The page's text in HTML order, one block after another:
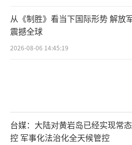
从《制胜》看当下国际形势 解放
震撼全球
2026-08-06 14:45:19
台媒：大陆对黄岩岛已经实现常
控 军事化法治化全天候管控